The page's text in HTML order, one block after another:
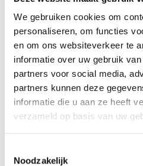
We gebruiken cookies om
personaliseren, om functies
en om ons websiteverkeer te
informatie over uw gebruik
partners voor social media,
partners kunnen deze
informatie die u aan ze heeft
verzameld op basis van uw
Noodzakelijk
PVC visgraat Luton
5x148x592 mm
€49,50 €35,00per
m 2
Vergelijk
-30%